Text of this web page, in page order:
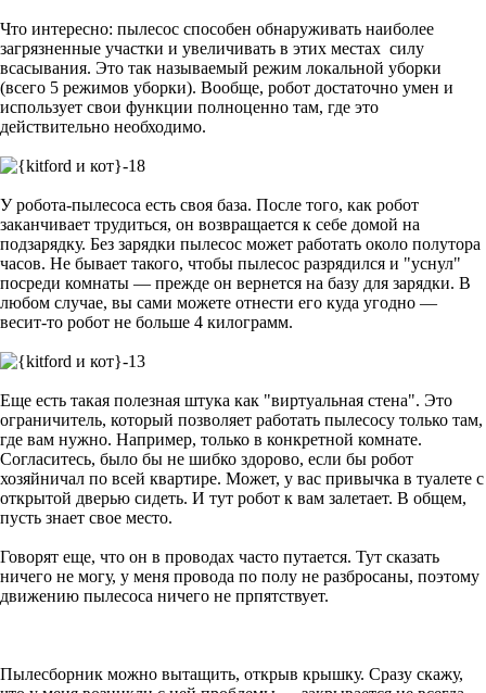
Что интересно: пылесос способен обнаруживать наиболее
загрязненные участки и увеличивать в этих местах силу
всасывания. Это так называемый режим локальной уборки
(всего 5 режимов уборки). Вообще, робот достаточно умен и
использует свои функции полноценно там, где это
действительно необходимо.
У робота-пылесоса есть своя база. После того, как робот
заканчивает трудиться, он возвращается к себе домой на
подзарядку. Без зарядки пылесос может работать около полутора
часов. Не бывает такого, чтобы пылесос разрядился и "уснул"
посреди комнаты — прежде он вернется на базу для зарядки. В
любом случае, вы сами можете отнести его куда угодно —
весит-то робот не больше 4 килограмм.
Еще есть такая полезная штука как "виртуальная стена". Это
ограничитель, который позволяет работать пылесосу только там,
где вам нужно. Например, только в конкретной комнате.
Согласитесь, было бы не шибко здорово, если бы робот
хозяйничал по всей квартире. Может, у вас привычка в туалете с
открытой дверью сидеть. И тут робот к вам залетает. В общем,
пусть знает свое место.
Говорят еще, что он в проводах часто путается. Тут сказать
ничего не могу, у меня провода по полу не разбросаны, поэтому
движению пылесоса ничего не прпятствует.
Пылесборник можно вытащить, открыв крышку. Сразу скажу,